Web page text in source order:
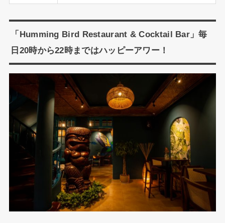
「Humming Bird Restaurant & Cocktail Bar」毎
日20時から22時まではハッピーアワー！